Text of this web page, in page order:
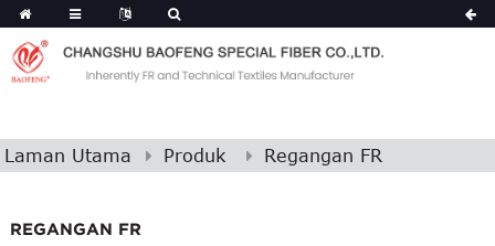
Laman Utama Produk Regangan FR
REGANGAN FR